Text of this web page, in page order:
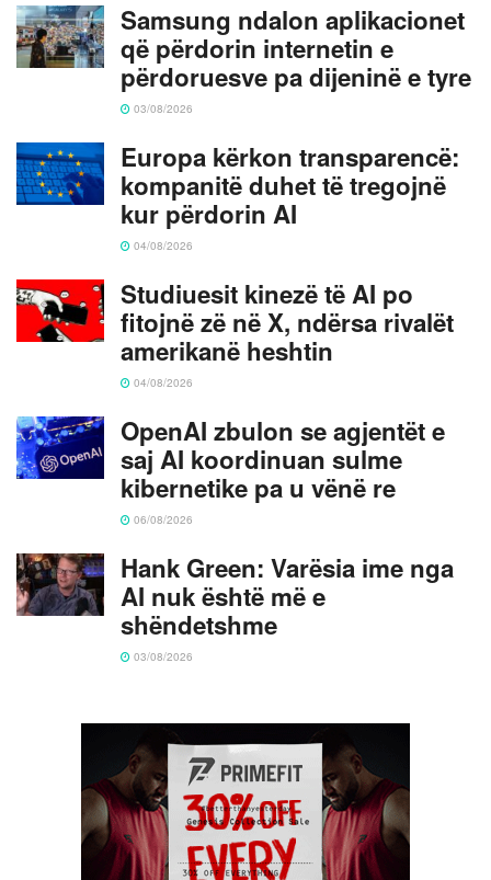
Samsung ndalon aplikacionet
që përdorin internetin e
përdoruesve pa dijeninë e tyre
03/08/2026
Europa kërkon transparencë:
kompanitë duhet të tregojnë
kur përdorin AI
04/08/2026
Studiuesit kinezë të AI po
fitojnë zë në X, ndërsa rivalët
amerikanë heshtin
04/08/2026
OpenAI zbulon se agjentët e
saj AI koordinuan sulme
kibernetike pa u vënë re
06/08/2026
Hank Green: Varësia ime nga
AI nuk është më e
shëndetshme
03/08/2026